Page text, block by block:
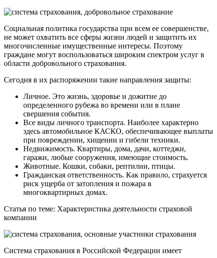
Социальная политика государства при всем ее совершенстве,
не может охватить все сферы жизни людей и защитить их
многочисленные имущественные интересы. Поэтому
граждане могут воспользоваться широким спектром услуг в
области добровольного страхования.
Сегодня в их распоряжении такие направления защиты:
Личное. Это жизнь, здоровье и дожитие до
определенного рубежа во времени или в плане
свершения события.
Все виды личного транспорта. Наиболее характерно
здесь автомобильное КАСКО, обеспечивающее выплаты
при повреждении, хищении и гибели техники.
Недвижимость. Квартиры, дома, дачи, коттеджи,
гаражи, любые сооружения, имеющие стоимость.
Животные. Кошки, собаки, рептилии, птицы.
Гражданская ответственность. Как правило, страхуется
риск ущерба от затопления и пожара в
многоквартирных домах.
Статья по теме: Характеристика деятельности страховой
компании
Система страхования в Российской Федерации имеет